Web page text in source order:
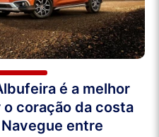
é a melhor
coração da costa
entre